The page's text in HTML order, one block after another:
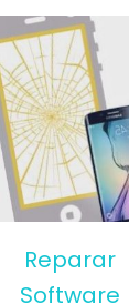
Reparar
Software